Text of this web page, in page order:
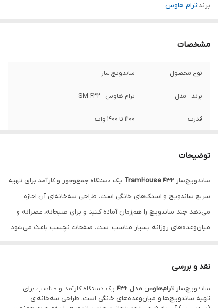
برند:ترام هاوس
مشخصات
نوع محصول ساندویچ ساز
برند - مدل ترام هاوس - SM-432
قدرت 1200 تا 1400 وات
تعداد صفحه
مشبک
توضیحات
ساندویچ‌ساز TramHouse 432 یک دستگاه جمع‌وجور و کارآمد برای تهیه
سریع ساندویچ و اسنک‌های خانگی است. طراحی سه‌خانه‌ای آن اجازه
می‌دهد چند ساندویچ را هم‌زمان آماده کنید و برای صبحانه‌، عصرانه و
میان‌وعده‌های روزانه بسیار مناسب است. صفحات نچسب باعث می‌شود
این مدل یکی از بهترین گزینه‌های بازار است.
نقد و بررسی
ساندویچ‌ساز ترام‌هاوس مدل 432
یک دستگاه کارآمد و مناسب برای
تهیه ساندویچ‌ها و میان‌وعده‌های خانگی است. طراحی سه‌خانه‌ای